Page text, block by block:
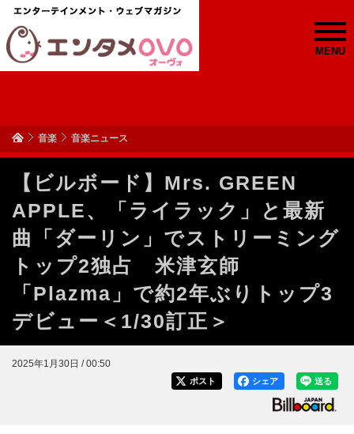
MENU
音楽 音楽ニュース
【ビルボード】Mrs. GREEN
APPLE、「ライラック」と最新
曲「ダーリン」でストリーミング
トップ2独占 米津玄師
「Plazma」で約2年ぶりトップ3
デビュー＜1/30訂正＞
2025年1月30日 / 00:50
送る
シェア
ポスト